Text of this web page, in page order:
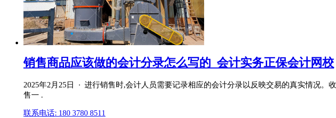
销售商品应该做的会计分录怎么写的_会计实务正保会计网校
2025年2月25日 · 进行销售时,会计人员需要记录相应的会计分录以反映交易的真实情况
售一 .
联系电话: 180 3780 8511